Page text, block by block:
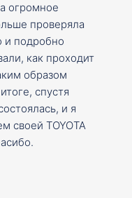
огромное
проверяла
и подробно
как проходит
образом
спустя
и я
своей TOYOTA